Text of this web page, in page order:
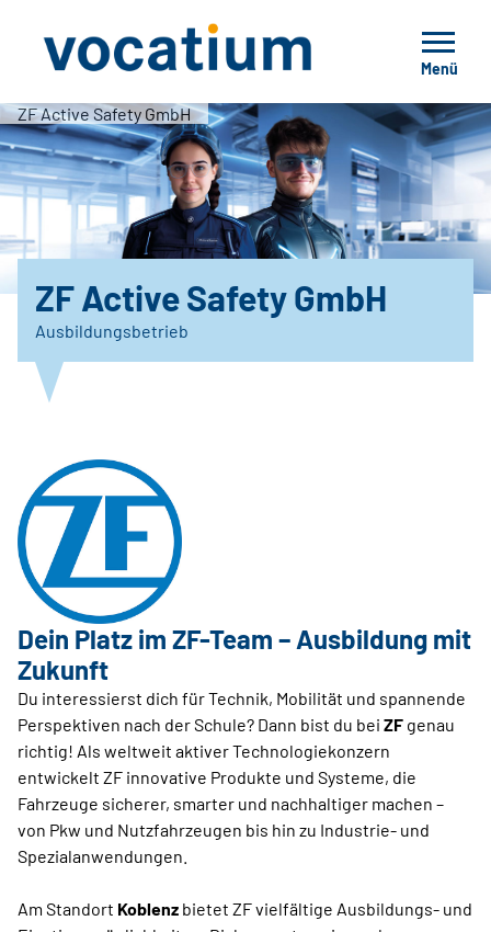
Menü
ZF Active Safety GmbH
ZF Active Safety GmbH
Ausbildungsbetrieb
Dein Platz im ZF-Team – Ausbildung mit
Zukunft
Du interessierst dich für Technik, Mobilität und spannende
Perspektiven nach der Schule? Dann bist du bei ZF genau
richtig! Als weltweit aktiver Technologiekonzern
entwickelt ZF innovative Produkte und Systeme, die
Fahrzeuge sicherer, smarter und nachhaltiger machen –
von Pkw und Nutzfahrzeugen bis hin zu Industrie- und
Spezialanwendungen.
Am Standort Koblenz bietet ZF vielfältige Ausbildungs- und